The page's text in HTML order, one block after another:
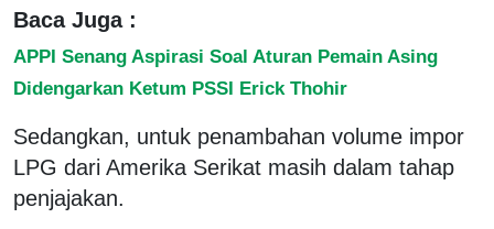
Baca Juga :
APPI Senang Aspirasi Soal Aturan Pemain Asing
Didengarkan Ketum PSSI Erick Thohir
Sedangkan, untuk penambahan volume impor
LPG dari Amerika Serikat masih dalam tahap
penjajakan.